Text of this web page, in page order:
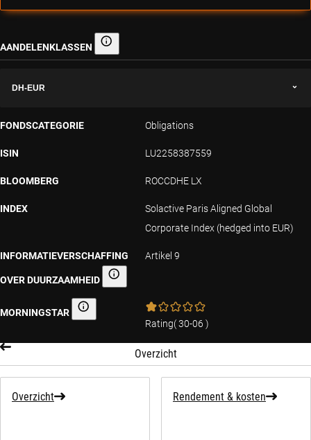
AANDELENKLASSEN Aandelenklassen
DH-EUR
FONDSCATEGORIE Obligations
ISIN LU2258387559
BLOOMBERG ROCCDHE LX
INDEX
Solactive Paris Aligned Global
Corporate Index (hedged into EUR)
INFORMATIEVERSCHAFFING
OVER DUURZAAMHEID Informatieverschaffing over duurzaamheid
Artikel 9
MORNINGSTAR Morningstar
Rating(30-06 )
Overzicht
Overzicht Rendement & kosten